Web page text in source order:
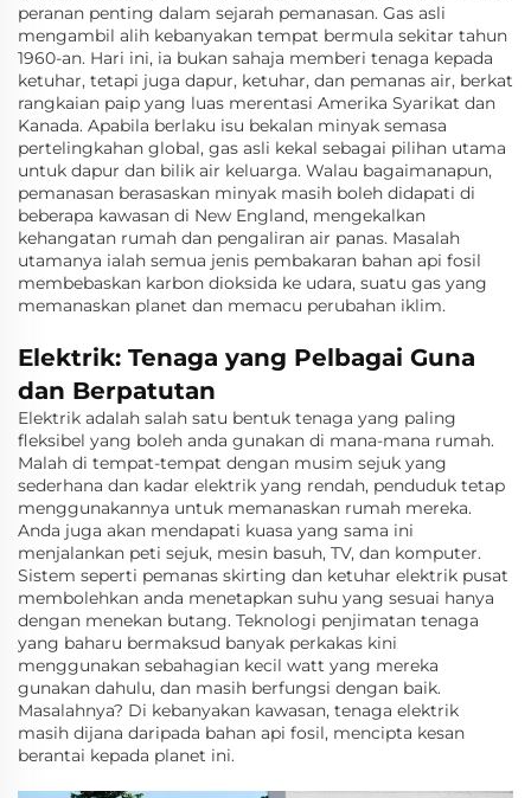
peranan penting dalam sejarah pemanasan. Gas asli
mengambil alih kebanyakan tempat bermula sekitar tahun
1960-an. Hari ini, ia bukan sahaja memberi tenaga kepada
ketuhar, tetapi juga dapur, ketuhar, dan pemanas air, berkat
rangkaian paip yang luas merentasi Amerika Syarikat dan
Kanada. Apabila berlaku isu bekalan minyak semasa
pertelingkahan global, gas asli kekal sebagai pilihan utama
untuk dapur dan bilik air keluarga. Walau bagaimanapun,
pemanasan berasaskan minyak masih boleh didapati di
beberapa kawasan di New England, mengekalkan
kehangatan rumah dan pengaliran air panas. Masalah
utamanya ialah semua jenis pembakaran bahan api fosil
membebaskan karbon dioksida ke udara, suatu gas yang
memanaskan planet dan memacu perubahan iklim.
Elektrik: Tenaga yang Pelbagai Guna
dan Berpatutan
Elektrik adalah salah satu bentuk tenaga yang paling
fleksibel yang boleh anda gunakan di mana-mana rumah.
Malah di tempat-tempat dengan musim sejuk yang
sederhana dan kadar elektrik yang rendah, penduduk tetap
menggunakannya untuk memanaskan rumah mereka.
Anda juga akan mendapati kuasa yang sama ini
menjalankan peti sejuk, mesin basuh, TV, dan komputer.
Sistem seperti pemanas skirting dan ketuhar elektrik pusat
membolehkan anda menetapkan suhu yang sesuai hanya
dengan menekan butang. Teknologi penjimatan tenaga
yang baharu bermaksud banyak perkakas kini
menggunakan sebahagian kecil watt yang mereka
gunakan dahulu, dan masih berfungsi dengan baik.
Masalahnya? Di kebanyakan kawasan, tenaga elektrik
masih dijana daripada bahan api fosil, mencipta kesan
berantai kepada planet ini.